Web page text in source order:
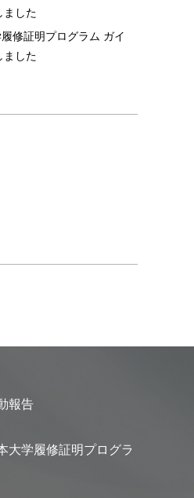
ました
修証明プログラム ガイ
ました
報告
大学履修証明プログラ